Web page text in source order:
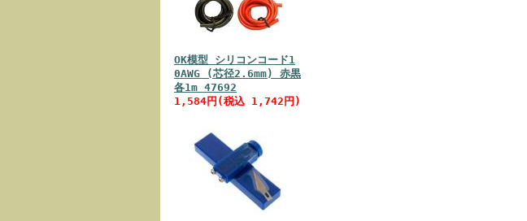
OK模型 シリコンコード1
0AWG (芯径2.6mm) 赤黒
各1m 47692
1,584円(税込 1,742円)